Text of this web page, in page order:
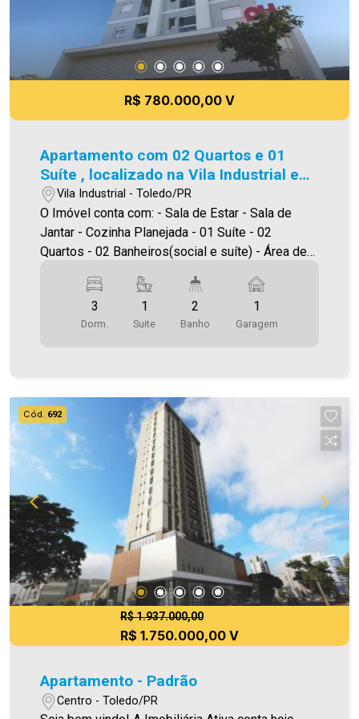
R$ 780.000,00 V
Apartamento com 02 Quartos e 01
Suíte , localizado na Vila Industrial em
Toledo.
Vila Industrial - Toledo/PR
O Imóvel conta com: - Sala de Estar - Sala de
Jantar - Cozinha Planejada - 01 Suíte - 02
Quartos - 02 Banheiros(social e suíte) - Área de
possui hoje uma das maiores carteiras de
imóveis administrados da cidade, atuando com
informações aqui prestadas são verdadeiras,
todavia, reservamo-nos o direito de corrigir
qualquer erro de digitação e/ou ortografia, bem
como alteração dos preços e imagens. Fotos
meramente ilustrativas.
3
Dorm.
1
Suite
2
Banho
1
Garagem
Cód. 692
R$ 1.937.000,00
R$ 1.750.000,00 V
Apartamento - Padrão
Centro - Toledo/PR